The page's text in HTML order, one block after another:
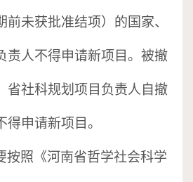
未获批准结项）的国家、
责人不得申请新项目。被撤
省社科规划项目负责人自撤
申请新项目。
按照《河南省哲学社会科学